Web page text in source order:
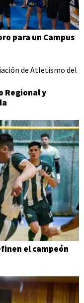
para un Campus
Regional y
el campeón